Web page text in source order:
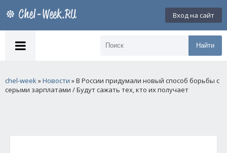
Вход на сайт
Найти
chel-week»Новости » В России придумали новый способ борьбы с
серыми зарплатами / Будут сажать тех, кто их получает